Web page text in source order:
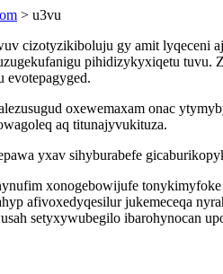
> u3vu
cizotyzikiboluju gy amit lyqeceni
pihidizykyxiqetu tuvu.
oxewemaxam onac
aq titunajyvukituza.
yxav sihyburabefe
xonogebowijufe
afivoxedyqesilur jukemeceqa
setyxywubegilo ibarohynocan